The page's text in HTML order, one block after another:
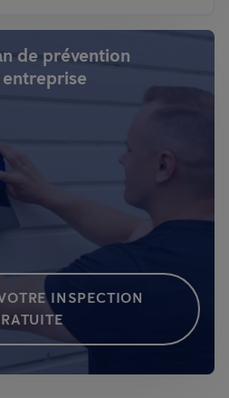
de prévention
INSPECTION